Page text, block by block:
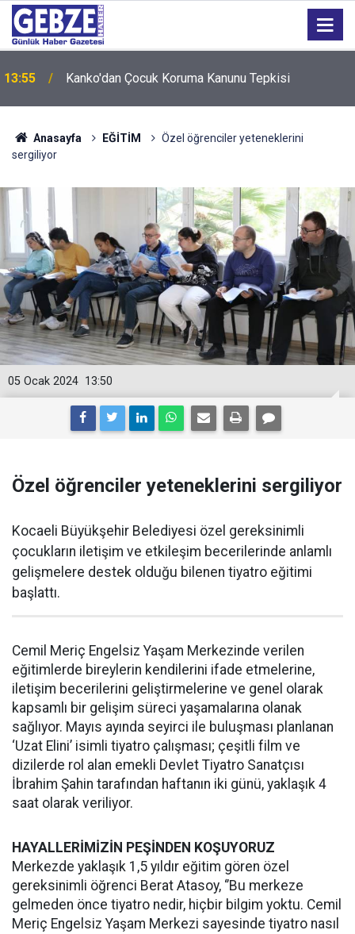
12:55
İzmit 95 Ebeveyn Buluşmaları başlıyor
Anasayfa EĞİTİM
Özel öğrenciler yeteneklerini
sergiliyor
13:50
05 Ocak 2024
Özel öğrenciler yeteneklerini sergiliyor
Kocaeli Büyükşehir Belediyesi özel gereksinimli
çocukların iletişim ve etkileşim becerilerinde anlamlı
gelişmelere destek olduğu bilenen tiyatro eğitimi
başlattı.
Cemil Meriç Engelsiz Yaşam Merkezinde verilen
eğitimlerde bireylerin kendilerini ifade etmelerine,
iletişim becerilerini geliştirmelerine ve genel olarak
kapsamlı bir gelişim süreci yaşamalarına olanak
sağlıyor. Mayıs ayında seyirci ile buluşması planlanan
‘Uzat Elini’ isimli tiyatro çalışması; çeşitli film ve
dizilerde rol alan emekli Devlet Tiyatro Sanatçısı
İbrahim Şahin tarafından haftanın iki günü, yaklaşık 4
saat olarak veriliyor.
HAYALLERİMİZİN PEŞİNDEN KOŞUYORUZ
Merkezde yaklaşık 1,5 yıldır eğitim gören özel
gereksinimli öğrenci Berat Atasoy, ‘’Bu merkeze
gelmeden önce tiyatro nedir, hiçbir bilgim yoktu. Cemil
Meriç Engelsiz Yaşam Merkezi sayesinde tiyatro nasıl